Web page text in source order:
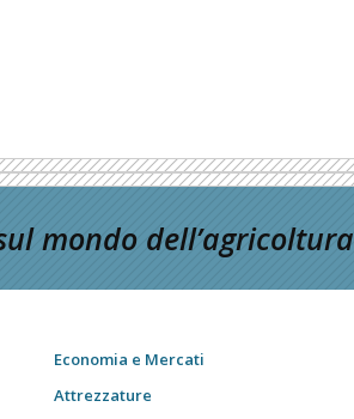
mondo dell’agricoltura
Economia e Mercati
Attrezzature